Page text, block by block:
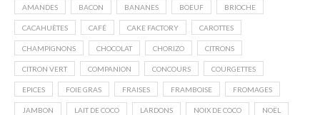
AMANDES BACON BANANES BOEUF BRIOCHE
CACAHUÈTES CAFÉ CAKE FACTORY CAROTTES
CHAMPIGNONS CHOCOLAT CHORIZO CITRONS
CITRON VERT COMPANION CONCOURS COURGETTES
EPICES FOIE GRAS FRAISES FRAMBOISE FROMAGES
JAMBON LAIT DE COCO LARDONS NOIX DE COCO NOËL